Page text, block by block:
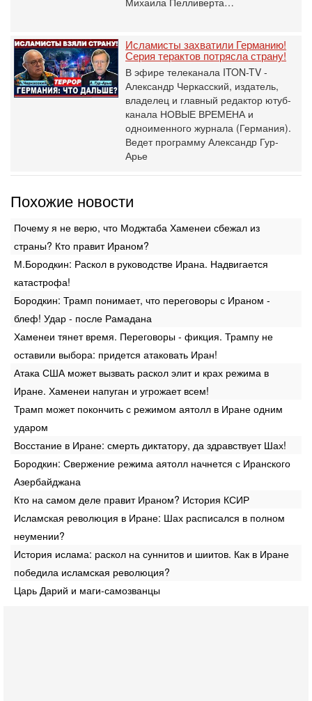
Исламисты захватили Германию!
Серия терактов потрясла страну!
В эфире телеканала ITON-TV -
Александр Черкасский, издатель,
владелец и главный редактор ютуб-
канала НОВЫЕ ВРЕМЕНА и
одноименного журнала (Германия).
Ведет программу Александр Гур-
Арье
Похожие новости
Почему я не верю, что Моджтаба Хаменеи сбежал из
страны? Кто правит Ираном?
М.Бородкин: Раскол в руководстве Ирана. Надвигается
катастрофа!
Бородкин: Трамп понимает, что переговоры с Ираном -
блеф! Удар - после Рамадана
Хаменеи тянет время. Переговоры - фикция. Трампу не
оставили выбора: придется атаковать Иран!
Атака США может вызвать раскол элит и крах режима в
Иране. Хаменеи напуган и угрожает всем!
Трамп может покончить с режимом аятолл в Иране одним
ударом
Восстание в Иране: смерть диктатору, да здравствует Шах!
Бородкин: Свержение режима аятолл начнется с Иранского
Азербайджана
Кто на самом деле правит Ираном? История КСИР
Исламская революция в Иране: Шах расписался в полном
неумении?
История ислама: раскол на суннитов и шиитов. Как в Иране
победила исламская революция?
Царь Дарий и маги-самозванцы